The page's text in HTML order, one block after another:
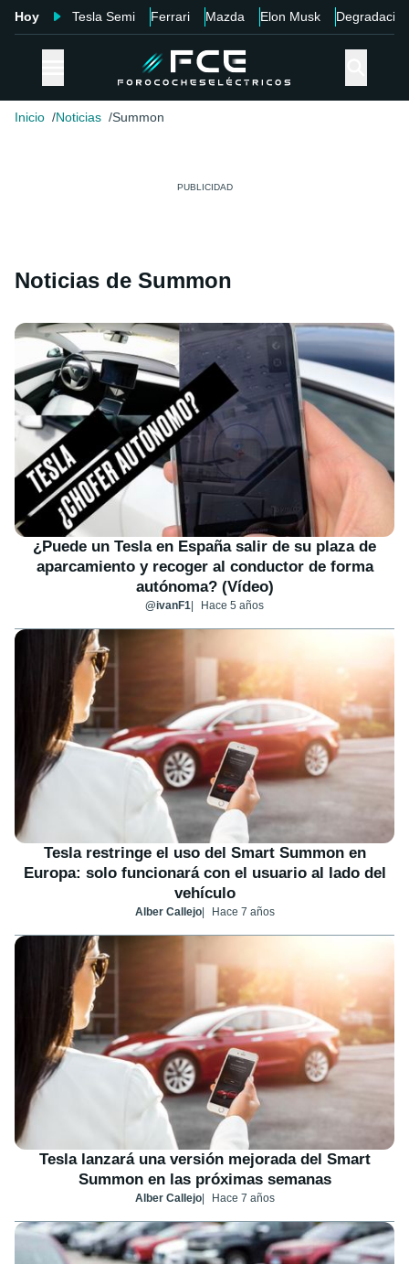
Hoy Tesla Semi Ferrari Mazda Elon Musk Degradación
Inicio Noticias Summon
Noticias de Summon
¿Puede un Tesla en España salir de su plaza de
aparcamiento y recoger al conductor de forma
autónoma? (Vídeo)
@ivanF1 Hace 5 años
Tesla restringe el uso del Smart Summon en
Europa: solo funcionará con el usuario al lado del
vehículo
Alber Callejo Hace 7 años
Tesla lanzará una versión mejorada del Smart
Summon en las próximas semanas
Alber Callejo Hace 7 años